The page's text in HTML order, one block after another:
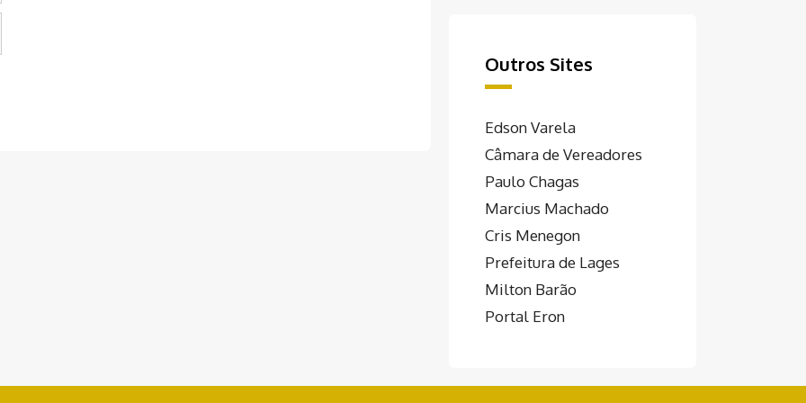
Outros Sites
Edson Varela
Câmara de Vereadores
Paulo Chagas
Marcius Machado
Cris Menegon
Prefeitura de Lages
Milton Barão
Portal Eron